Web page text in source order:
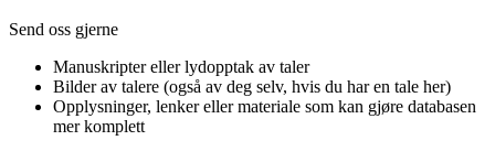
Send oss gjerne
Manuskripter eller lydopptak av taler
Bilder av talere (også av deg selv, hvis du har en tale her)
Opplysninger, lenker eller materiale som kan gjøre databasen
mer komplett